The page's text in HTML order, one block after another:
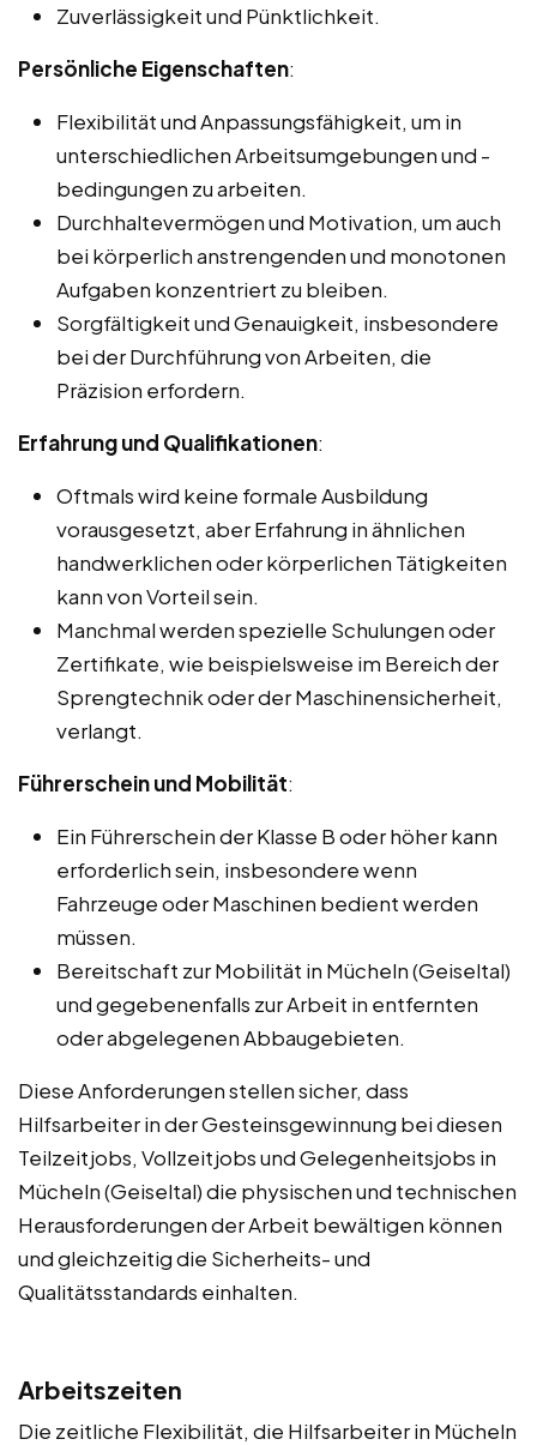
Zuverlässigkeit und Pünktlichkeit.
Persönliche Eigenschaften:
Flexibilität und Anpassungsfähigkeit, um in
unterschiedlichen Arbeitsumgebungen und -
bedingungen zu arbeiten.
Durchhaltevermögen und Motivation, um auch
bei körperlich anstrengenden und monotonen
Aufgaben konzentriert zu bleiben.
Sorgfältigkeit und Genauigkeit, insbesondere
bei der Durchführung von Arbeiten, die
Präzision erfordern.
Erfahrung und Qualifikationen:
Oftmals wird keine formale Ausbildung
vorausgesetzt, aber Erfahrung in ähnlichen
handwerklichen oder körperlichen Tätigkeiten
kann von Vorteil sein.
Manchmal werden spezielle Schulungen oder
Zertifikate, wie beispielsweise im Bereich der
Sprengtechnik oder der Maschinensicherheit,
verlangt.
Führerschein und Mobilität:
Ein Führerschein der Klasse B oder höher kann
erforderlich sein, insbesondere wenn
Fahrzeuge oder Maschinen bedient werden
müssen.
Bereitschaft zur Mobilität in Mücheln (Geiseltal)
und gegebenenfalls zur Arbeit in entfernten
oder abgelegenen Abbaugebieten.
Diese Anforderungen stellen sicher, dass
Hilfsarbeiter in der Gesteinsgewinnung bei diesen
Teilzeitjobs, Vollzeitjobs und Gelegenheitsjobs in
Mücheln (Geiseltal) die physischen und technischen
Herausforderungen der Arbeit bewältigen können
und gleichzeitig die Sicherheits- und
Qualitätsstandards einhalten.
Arbeitszeiten
Die zeitliche Flexibilität, die Hilfsarbeiter in Mücheln